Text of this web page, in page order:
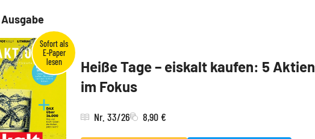
Heiße Tage – eiskalt kaufen: 5 Aktien
im Fokus
Nr. 33/26 8,90 €